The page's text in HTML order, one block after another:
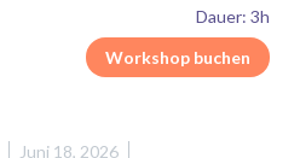
Dauer: 3h
Workshop buchen
Juni 18, 2026